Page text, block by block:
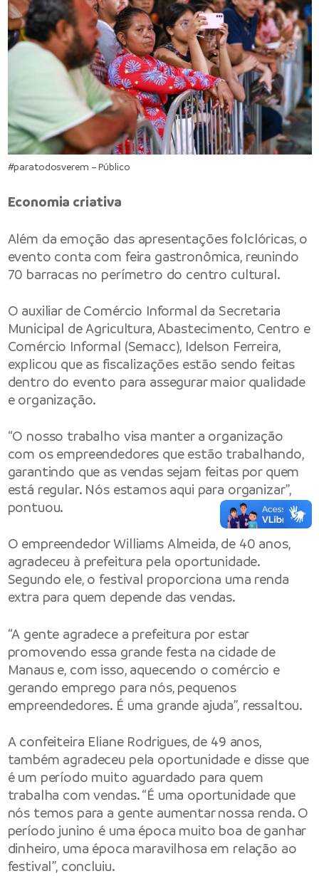
#paratodosverem – Público
Economia criativa
Além da emoção das apresentações folclóricas, o
evento conta com feira gastronômica, reunindo
70 barracas no perímetro do centro cultural.
O auxiliar de Comércio Informal da Secretaria
Municipal de Agricultura, Abastecimento, Centro e
Comércio Informal (Semacc), Idelson Ferreira,
explicou que as fiscalizações estão sendo feitas
dentro do evento para assegurar maior qualidade
e organização.
“O nosso trabalho visa manter a organização
com os empreendedores que estão trabalhando,
garantindo que as vendas sejam feitas por quem
está regular. Nós estamos aqui para organizar”,
pontuou.
O empreendedor Williams Almeida, de 40 anos,
agradeceu à prefeitura pela oportunidade.
Segundo ele, o festival proporciona uma renda
extra para quem depende das vendas.
“A gente agradece a prefeitura por estar
promovendo essa grande festa na cidade de
Manaus e, com isso, aquecendo o comércio e
gerando emprego para nós, pequenos
empreendedores. É uma grande ajuda”, ressaltou.
A confeiteira Eliane Rodrigues, de 49 anos,
também agradeceu pela oportunidade e disse que
é um período muito aguardado para quem
trabalha com vendas. “É uma oportunidade que
nós temos para a gente aumentar nossa renda. O
período junino é uma época muito boa de ganhar
dinheiro, uma época maravilhosa em relação ao
festival”, concluiu.